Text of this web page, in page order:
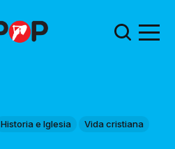
Historia e Iglesia Vida cristiana